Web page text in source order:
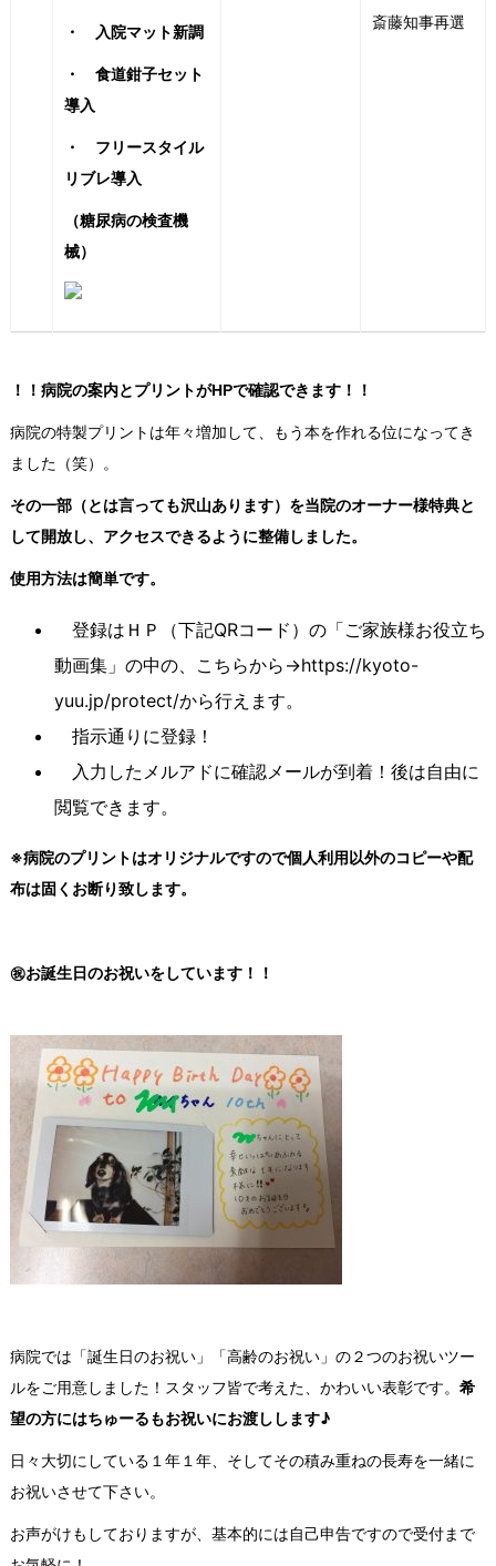
・ 入院マット新調
・ 食道鉗子セット
導入
・ フリースタイル
リブレ導入
（糖尿病の検査機
械）
斎藤知事再選
！！病院の案内とプリントがHPで確認できます！！
病院の特製プリントは年々増加して、もう本を作れる位になってき
ました（笑）。
その一部（とは言っても沢山あります）を当院のオーナー様特典と
して開放し、アクセスできるように整備しました。
使用方法は簡単です。
登録はＨＰ（下記QRコード）の「ご家族様お役立ち
動画集」の中の、こちらから→https://kyoto-
yuu.jp/protect/から行えます。
指示通りに登録！
入力したメルアドに確認メールが到着！後は自由に
閲覧できます。
※病院のプリントはオリジナルですので個人利用以外のコピーや配
布は固くお断り致します。
㊗お誕生日のお祝いをしています！！
病院では「誕生日のお祝い」「高齢のお祝い」の２つのお祝いツー
ルをご用意しました！スタッフ皆で考えた、かわいい表彰です。 希
望の方にはちゅーるもお祝いにお渡しします♪
日々大切にしている１年１年、そしてその積み重ねの長寿を一緒に
お祝いさせて下さい。
お声がけもしておりますが、基本的には自己申告ですので受付まで